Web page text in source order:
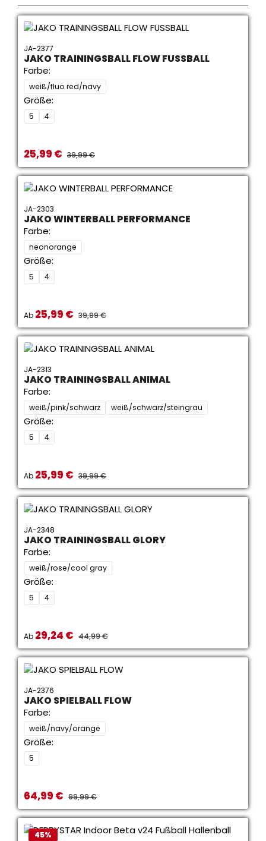
JA-2377
JAKO TRAININGSBALL FLOW FUSSBALL
Farbe:
weiß/fluo red/navy
Größe:
5 4
Verkaufspreis:
25,99 € REGULÄRER PREIS:
39,99 €
JA-2303
JAKO WINTERBALL PERFORMANCE
Farbe:
neonorange
Größe:
5 4
Verkaufspreis:
Ab 25,99 € REGULÄRER PREIS:
39,99 €
JA-2313
JAKO TRAININGSBALL ANIMAL
Farbe:
weiß/pink/schwarz weiß/schwarz/steingrau
Größe:
5 4
Verkaufspreis:
Ab 25,99 € REGULÄRER PREIS:
39,99 €
JA-2348
JAKO TRAININGSBALL GLORY
Farbe:
weiß/rose/cool gray
Größe:
5 4
Verkaufspreis:
Ab 29,24 € REGULÄRER PREIS:
44,99 €
JA-2376
JAKO SPIELBALL FLOW
Farbe:
weiß/navy/orange
Größe:
5
Verkaufspreis:
64,99 € REGULÄRER PREIS:
99,99 €
45%